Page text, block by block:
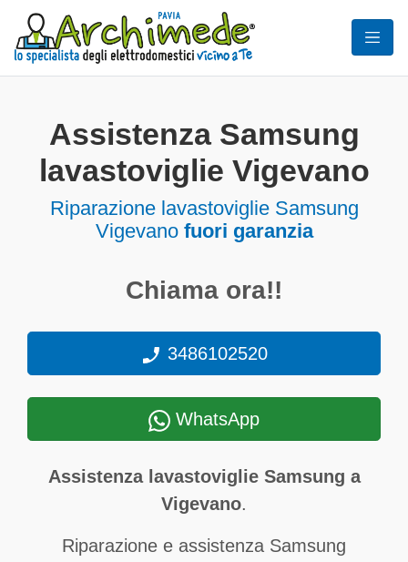
Assistenza Samsung
lavastoviglie Vigevano
Riparazione lavastoviglie Samsung
Vigevano fuori garanzia
Chiama ora!!
3486102520
WhatsApp
Assistenza lavastoviglie Samsung a
Vigevano.
Riparazione e assistenza Samsung